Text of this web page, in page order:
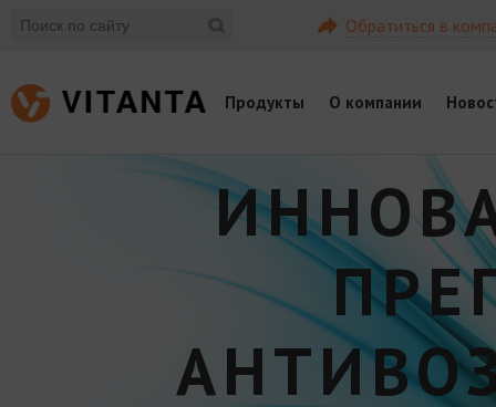
Обратиться в
Продукты О компании